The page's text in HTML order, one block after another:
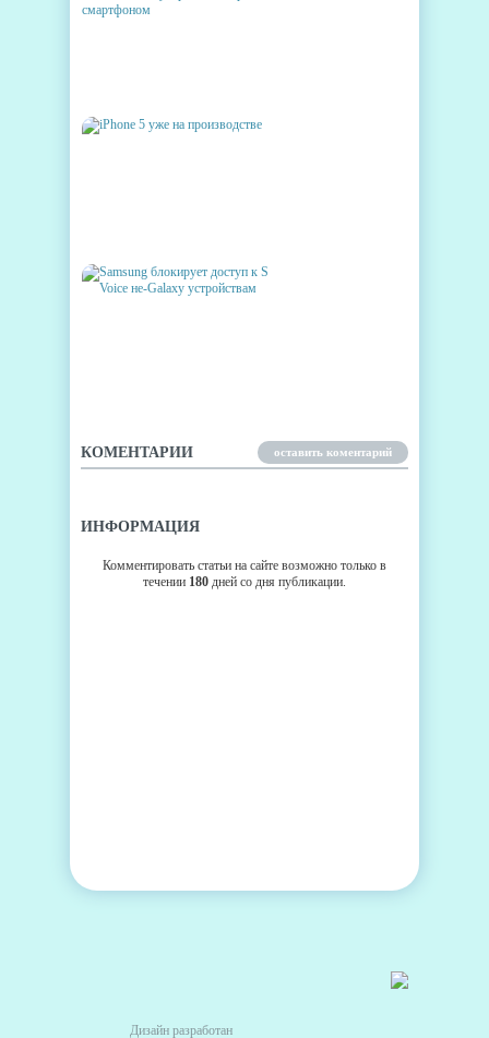
КОМЕНТАРИИ оставить коментарий
ИНФОРМАЦИЯ
Комментировать статьи на сайте возможно только в
течении 180 дней со дня публикации.
Дизайн разработан